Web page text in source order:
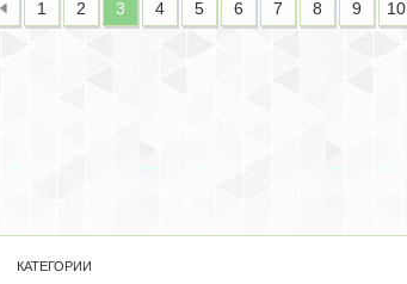
1 2 3 4 5 6 7 8 9 10
КАТЕГОРИИ